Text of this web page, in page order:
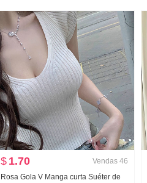
$ 1.70 Vendas 46
Rosa Gola V Manga curta Suéter de